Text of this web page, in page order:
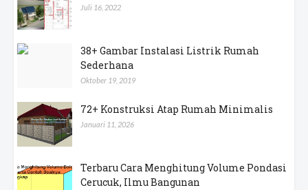
Juli 16, 2022
38+ Gambar Instalasi Listrik Rumah
Sederhana
Oktober 19, 2019
72+ Konstruksi Atap Rumah Minimalis
Januari 11, 2026
Terbaru Cara Menghitung Volume Pondasi
Cerucuk, Ilmu Bangunan